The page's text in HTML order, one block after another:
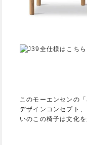
このモーエンセンの
デザインコンセプト
いのこの椅子は文化